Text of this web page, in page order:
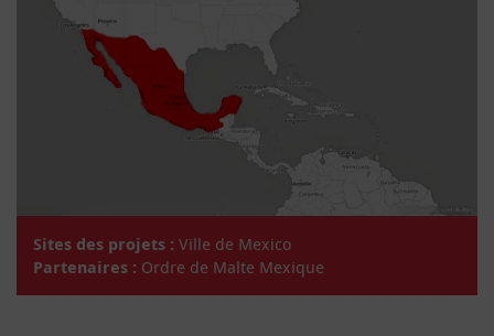
Sites des projets : Ville de Mexico
Partenaires : Ordre de Malte Mexique